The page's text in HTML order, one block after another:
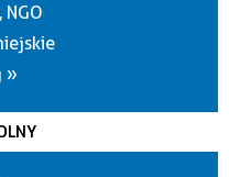
»